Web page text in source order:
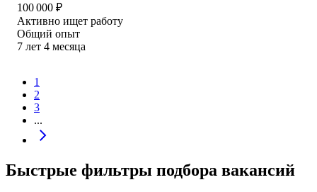
100 000 ₽
Активно ищет работу
Общий опыт
7 лет 4 месяца
1
2
3
...
Быстрые фильтры подбора вакансий